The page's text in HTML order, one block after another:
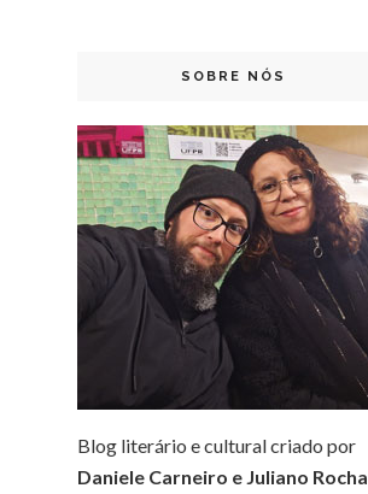
SOBRE NÓS
Blog literário e cultural criado por
Daniele Carneiro e Juliano Rocha